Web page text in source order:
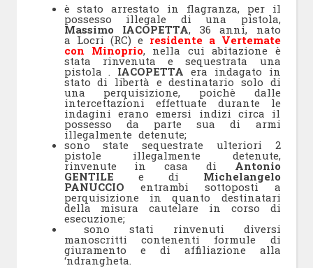
è stato arrestato in flagranza, per il
possesso illegale di una pistola,
Massimo IACOPETTA, 36 anni, nato
a Locri (RC) e residente a Vertemate
con Minoprio, nella cui abitazione è
stata rinvenuta e sequestrata una
pistola . IACOPETTA era indagato in
stato di libertà e destinatario solo di
una perquisizione, poichè dalle
intercettazioni effettuate durante le
indagini erano emersi indizi circa il
possesso da parte sua di armi
illegalmente detenute;
sono state sequestrate ulteriori 2
pistole illegalmente detenute,
rinvenute in casa di Antonio
GENTILE e di Michelangelo
PANUCCIO entrambi sottoposti a
perquisizione in quanto destinatari
della misura cautelare in corso di
esecuzione;
sono stati rinvenuti diversi
manoscritti contenenti formule di
giuramento e di affiliazione alla
‘ndrangheta.